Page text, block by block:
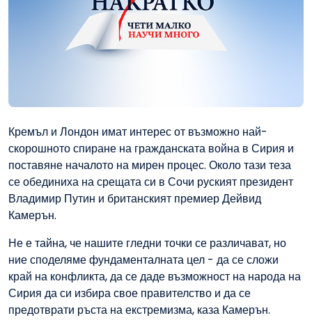
Кремъл и Лондон имат интерес от възможно най-
скорошното спиране на гражданската война в Сирия и
поставяне началото на мирен процес. Около тази теза
се обединиха на срещата си в Сочи руският президент
Владимир Путин и британският премиер Дейвид
Камерън.
Не е тайна, че нашите гледни точки се различават, но
ние споделяме фундаменталната цел - да се сложи
край на конфликта, да се даде възможност на народа на
Сирия да си избира свое правителство и да се
предотврати ръста на екстремизма, каза Камерън.